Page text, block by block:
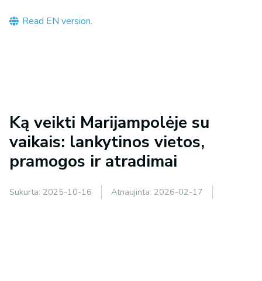
Read EN version.
Ką veikti Marijampolėje su
vaikais: lankytinos vietos,
pramogos ir atradimai
Sukurta: 2025-10-16 Atnaujinta: 2026-02-17